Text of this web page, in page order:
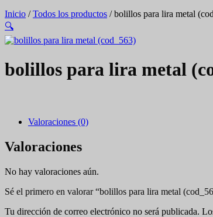
Inicio /Todos los productos / bolillos para lira metal
🔍
bolillos para lira metal
Valoraciones (0)
Valoraciones
No hay valoraciones aún.
Sé el primero en valorar “bolillos para lira metal
Tu dirección de correo electrónico no será publicada.